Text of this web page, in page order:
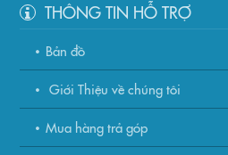
THÔNG TIN HỖ TRỢ
Bản đồ
Giới Thiệu về chúng tôi
Mua hàng trả góp